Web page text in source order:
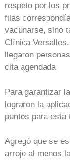
respeto por los
filas
vacunarse, sino
Clínica
llegaron
cita agendada
Para garantizar
lograron la
puntos para esta
Agregó que se
arroje al menos